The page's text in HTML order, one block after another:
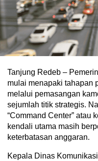
Tanjung Redeb –
mulai menapaki tahapan
melalui pemasangan
sejumlah titik strategis.
“Command Center” atau
kendali utama masih
keterbatasan anggaran.
Kepala Dinas